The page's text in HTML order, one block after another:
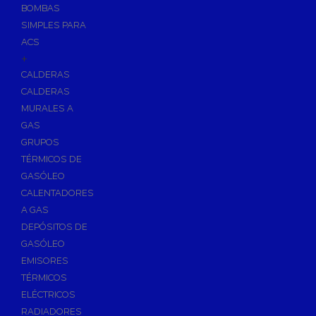
Sumideros para Piscinas
Accesorios para Piscinas
Productos Químicos para Piscinas
Reguladores de PH
Antialgas para Piscinas
Floculante para Piscinas
Cloro para Piscinas
Desinfección de Piscinas sin Cloro
Invernaje de Piscinas
Limpiadores de Piscinas
Kits Analizadores
Dosificadores
Riego, Jardín y Fuentes
BOMBAS
SIMPLES PARA
ACS
+
CALDERAS
CALDERAS
MURALES A
GAS
GRUPOS
TÉRMICOS DE
GASÓLEO
CALENTADORES
A GAS
DEPÓSITOS DE
GASÓLEO
EMISORES
TÉRMICOS
ELÉCTRICOS
RADIADORES